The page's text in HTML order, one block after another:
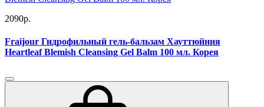
2090р.
Fraijour Гидрофильный гель-бальзам Хауттюйния
Heartleaf Blemish Cleansing Gel Balm 100 мл. Корея